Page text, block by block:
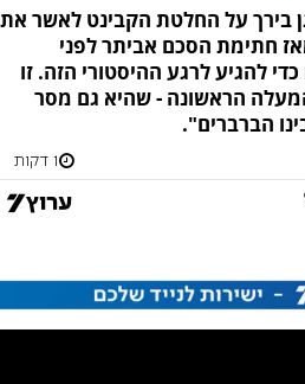
בירך על החלטת הקבינט לאשר את
חתימת הסכם אביתר לפני
להגיע לרגע ההיסטורי הזה. זו
הראשונה - שהיא גם מסר
הברברים".
1 דקות